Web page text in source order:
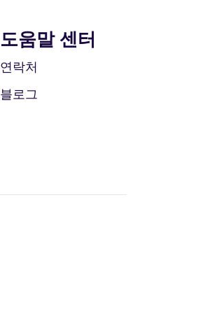
도움말 센터
연락처
블로그